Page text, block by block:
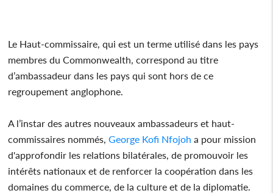
Le Haut-commissaire, qui est un terme utilisé dans les pays
membres du Commonwealth, correspond au titre
d’ambassadeur dans les pays qui sont hors de ce
regroupement anglophone.
A l’instar des autres nouveaux ambassadeurs et haut-
commissaires nommés, George Kofi Nfojoh a pour mission
d'approfondir les relations bilatérales, de promouvoir les
intérêts nationaux et de renforcer la coopération dans les
domaines du commerce, de la culture et de la diplomatie.